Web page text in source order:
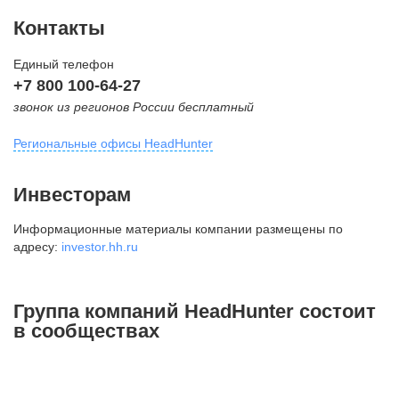
Контакты
Единый телефон
+7 800 100-64-27
звонок из регионов России бесплатный
Региональные офисы HeadHunter
внутригородская территория
Муниципальный округ Тверской,
2-я Брестская ул., д. 48,
+7 495 980-64-27
Инвесторам
Информационные материалы компании размещены по
адресу: investor.hh.ru
Группа компаний HeadHunter состоит
в сообществах